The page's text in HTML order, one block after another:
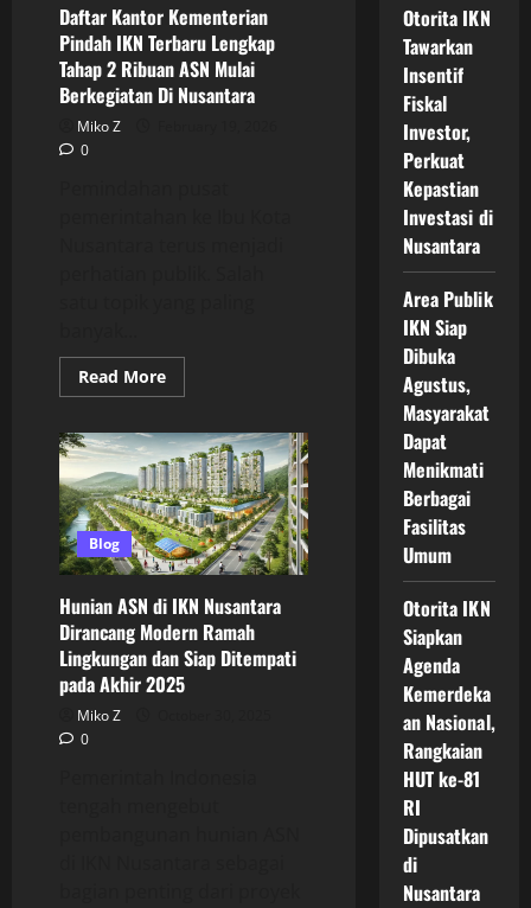
Daftar Kantor Kementerian
Pindah IKN Terbaru Lengkap
Tahap 2 Ribuan ASN Mulai
Berkegiatan Di Nusantara
Miko Z
0
Read MoreRead
more
Kantor
Kementerian
Pindah
IKN
Terbaru
Lengkap
Tahap
2
Ribuan
Mulai
Berkegiatan
Di
Nusantara
Blog
Hunian ASN di IKN Nusantara
Dirancang Modern Ramah
Lingkungan dan Siap Ditempati
pada Akhir 2025
Miko Z
0
Otorita IKN
Tawarkan
Insentif
Fiskal
Investor,
Perkuat
Kepastian
Investasi di
Nusantara
Area Publik
IKN Siap
Dibuka
Agustus,
Masyarakat
Dapat
Menikmati
Berbagai
Fasilitas
Umum
Otorita IKN
Siapkan
Agenda
Kemerdeka
an Nasional,
Rangkaian
HUT ke-81
RI
Dipusatkan
di
Nusantara